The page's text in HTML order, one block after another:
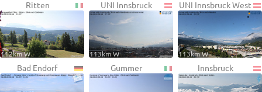
Ritten
112km W
UNI Innsbruck
113km W
UNI Innsbruck West
113km W
Bad Endorf Gummer Innsbruck